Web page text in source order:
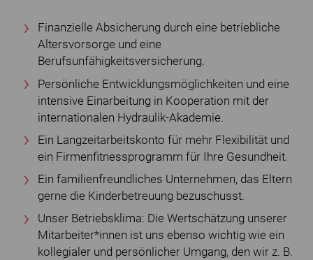
Finanzielle Absicherung durch eine betriebliche
Altersvorsorge und eine
Berufsunfähigkeitsversicherung.
Persönliche Entwicklungsmöglichkeiten und eine
intensive Einarbeitung in Kooperation mit der
internationalen Hydraulik-Akademie.
Ein Langzeitarbeitskonto für mehr Flexibilität und
ein Firmenfitnessprogramm für Ihre Gesundheit.
Ein familienfreundliches Unternehmen, das Eltern
gerne die Kinderbetreuung bezuschusst.
Unser Betriebsklima: Die Wertschätzung unserer
Mitarbeiter*innen ist uns ebenso wichtig wie ein
kollegialer und persönlicher Umgang, den wir z. B.